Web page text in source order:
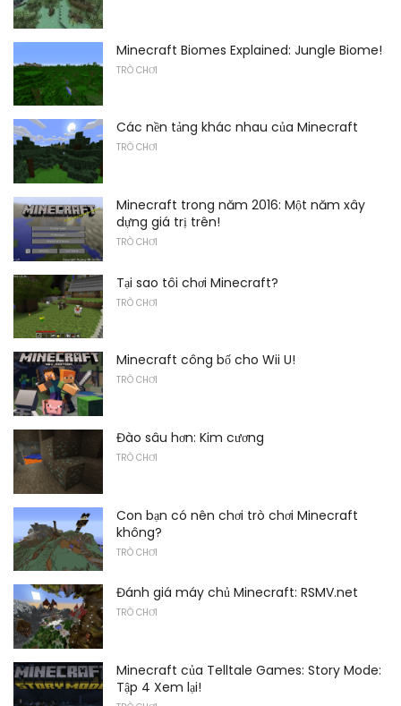
Minecraft Biomes Explained: Jungle Biome!
TRÒ CHƠI
Các nền tảng khác nhau của Minecraft
TRÒ CHƠI
Minecraft trong năm 2016: Một năm xây
dựng giá trị trên!
TRÒ CHƠI
Tại sao tôi chơi Minecraft?
TRÒ CHƠI
Minecraft công bố cho Wii U!
TRÒ CHƠI
Đào sâu hơn: Kim cương
TRÒ CHƠI
Con bạn có nên chơi trò chơi Minecraft
không?
TRÒ CHƠI
Đánh giá máy chủ Minecraft: RSMV.net
TRÒ CHƠI
Minecraft của Telltale Games: Story Mode:
Tập 4 Xem lại!